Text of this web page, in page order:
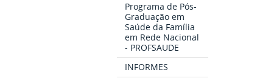
Programa de Pós-
Graduação em
Saúde da Família
em Rede Nacional
- PROFSAUDE
INFORMES